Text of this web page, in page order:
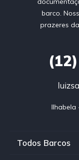
barco.
prazeres
(12)
Ilhabela
Todos Barcos